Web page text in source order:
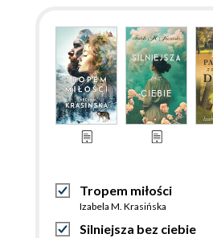
Tropem miłości
Izabela M. Krasińska
Silniejsza bez ciebie